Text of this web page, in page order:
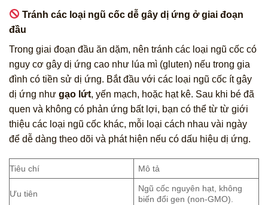
Tránh các loại ngũ cốc dễ gây dị ứng ở giai đoạn
đầu
Trong giai đoạn đầu ăn dặm, nên tránh các loại ngũ cốc có
nguy cơ gây dị ứng cao như lúa mì (gluten) nếu trong gia
đình có tiền sử dị ứng. Bắt đầu với các loại ngũ cốc ít gây
dị ứng như gạo lứt, yến mạch, hoặc hạt kê. Sau khi bé đã
quen và không có phản ứng bất lợi, bạn có thể từ từ giới
thiệu các loại ngũ cốc khác, mỗi loại cách nhau vài ngày
để dễ dàng theo dõi và phát hiện nếu có dấu hiệu dị ứng.
Tiêu chí Mô tả
Ưu tiên
Ngũ cốc nguyên hạt, không
biến đổi gen (non-GMO).